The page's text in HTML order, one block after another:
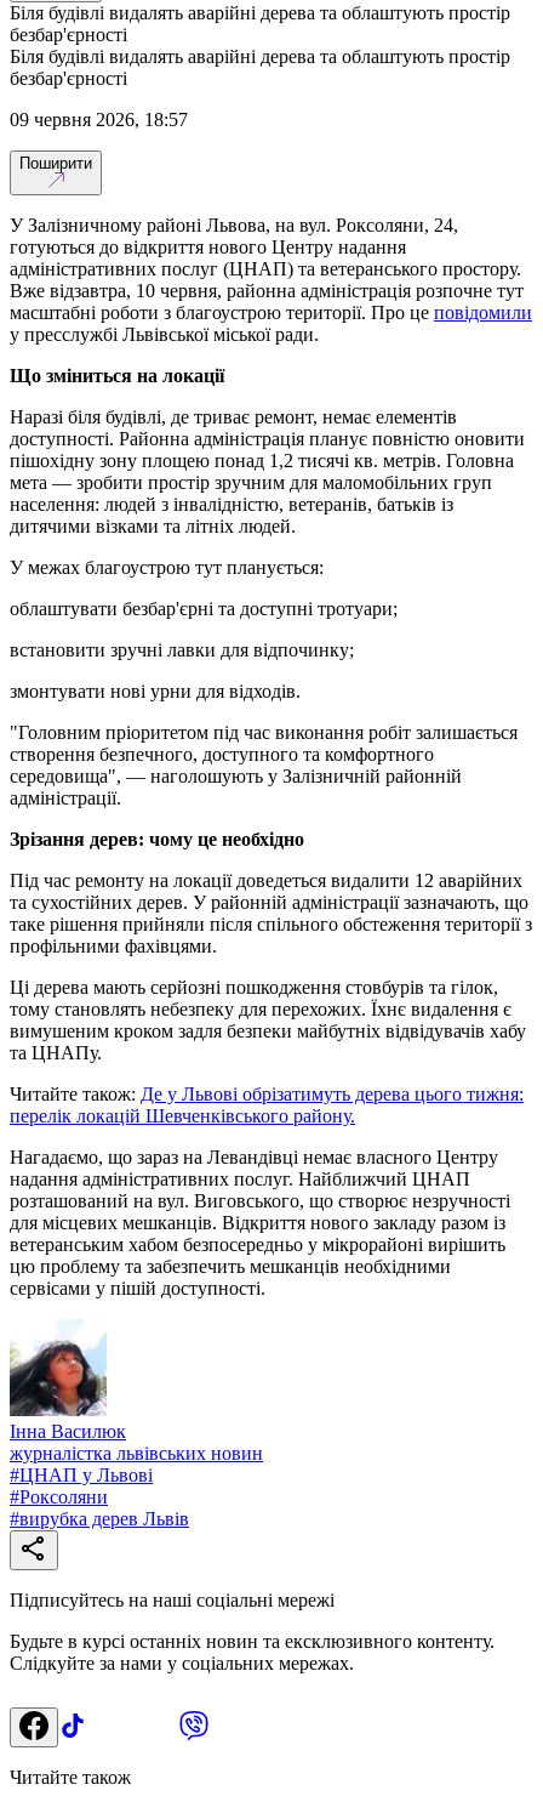
Біля будівлі видалять аварійні дерева та облаштують простір
безбар'єрності
Біля будівлі видалять аварійні дерева та облаштують простір
безбар'єрності
09 червня 2026, 18:57
Поширити
У Залізничному районі Львова, на вул. Роксоляни, 24,
готуються до відкриття нового Центру надання
адміністративних послуг (ЦНАП) та ветеранського простору.
Вже відзавтра, 10 червня, районна адміністрація розпочне тут
масштабні роботи з благоустрою території. Про це повідомили
у пресслужбі Львівської міської ради.
Що зміниться на локації
Наразі біля будівлі, де триває ремонт, немає елементів
доступності. Районна адміністрація планує повністю оновити
пішохідну зону площею понад 1,2 тисячі кв. метрів. Головна
мета — зробити простір зручним для маломобільних груп
населення: людей з інвалідністю, ветеранів, батьків із
дитячими візками та літніх людей.
У межах благоустрою тут планується:
облаштувати безбар'єрні та доступні тротуари;
встановити зручні лавки для відпочинку;
змонтувати нові урни для відходів.
"Головним пріоритетом під час виконання робіт залишається
створення безпечного, доступного та комфортного
середовища", — наголошують у Залізничній районній
адміністрації.
Зрізання дерев: чому це необхідно
Під час ремонту на локації доведеться видалити 12 аварійних
та сухостійних дерев. У районній адміністрації зазначають, що
таке рішення прийняли після спільного обстеження території з
профільними фахівцями.
Ці дерева мають серйозні пошкодження стовбурів та гілок,
тому становлять небезпеку для перехожих. Їхнє видалення є
вимушеним кроком задля безпеки майбутніх відвідувачів хабу
та ЦНАПу.
Читайте також: Де у Львові обрізатимуть дерева цього тижня:
перелік локацій Шевченківського району.
Нагадаємо, що зараз на Левандівці немає власного Центру
надання адміністративних послуг. Найближчий ЦНАП
розташований на вул. Виговського, що створює незручності
для місцевих мешканців. Відкриття нового закладу разом із
ветеранським хабом безпосередньо у мікрорайоні вирішить
цю проблему та забезпечить мешканців необхідними
сервісами у пішій доступності.
Інна Василюк
журналістка львівських новин
#ЦНАП у Львові
#Роксоляни
#вирубка дерев Львів
Підписуйтесь на наші соціальні мережі
Будьте в курсі останніх новин та ексклюзивного контенту.
Слідкуйте за нами у соціальних мережах.
Читайте також